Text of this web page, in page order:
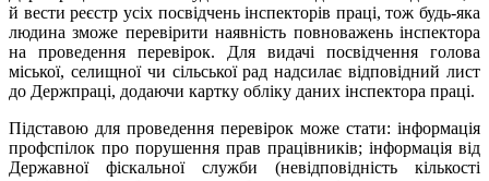
й вести реєстр усіх посвідчень інспекторів праці, тож будь-яка
людина зможе перевірити наявність повноважень інспектора
на проведення перевірок. Для видачі посвідчення голова
міської, селищної чи сільської рад надсилає відповідний лист
до Держпраці, додаючи картку обліку даних інспектора праці.
Підставою для проведення перевірок може стати: інформація
профспілок про порушення прав працівників; інформація від
Державної фіскальної служби (невідповідність кількості